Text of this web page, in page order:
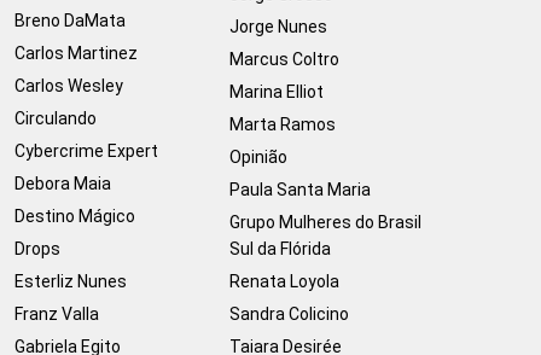
Breno DaMata
Carlos Martinez
Carlos Wesley
Circulando
Cybercrime Expert
Debora Maia
Destino Mágico
Drops
Esterliz Nunes
Franz Valla
Gabriela Egito
Jorge Nunes
Marcus Coltro
Marina Elliot
Marta Ramos
Opinião
Paula Santa Maria
Grupo Mulheres do Brasil
Sul da Flórida
Renata Loyola
Sandra Colicino
Taiara Desirée